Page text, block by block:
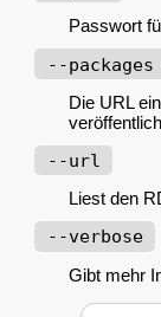
Passwort
--packages
Die URL
--url
Liest den
--verbose
Gibt mehr